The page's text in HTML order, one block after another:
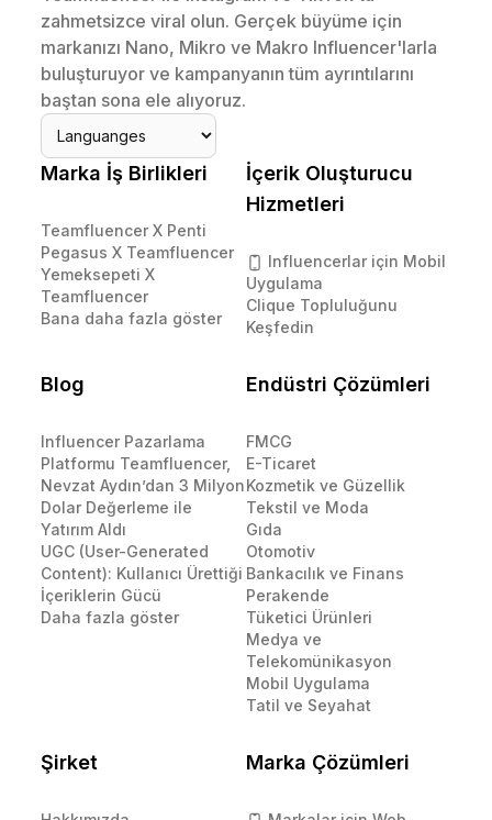
zahmetsizce viral olun. Gerçek büyüme için
markanızı Nano, Mikro ve Makro Influencer'larla
buluşturuyor ve kampanyanın tüm ayrıntılarını
baştan sona ele alıyoruz.
Marka İş Birlikleri
Teamfluencer X Penti
Pegasus X Teamfluencer
Yemeksepeti X
Teamfluencer
Bana daha fazla göster
İçerik Oluşturucu
Hizmetleri
Influencerlar için Mobil
Uygulama
Clique Topluluğunu
Keşfedin
Blog
Influencer Pazarlama
Platformu Teamfluencer,
Nevzat Aydın’dan 3 Milyon
Dolar Değerleme ile
Yatırım Aldı
UGC (User-Generated
Content): Kullanıcı Ürettiği
İçeriklerin Gücü
Daha fazla göster
Endüstri Çözümleri
FMCG
E-Ticaret
Kozmetik ve Güzellik
Tekstil ve Moda
Gıda
Otomotiv
Bankacılık ve Finans
Perakende
Tüketici Ürünleri
Medya ve
Telekomünikasyon
Mobil Uygulama
Tatil ve Seyahat
Şirket Marka Çözümleri